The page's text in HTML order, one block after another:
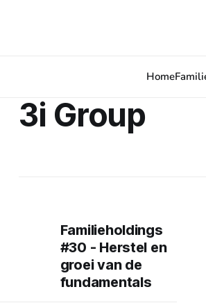
Home
3i Group
Familieholdings
#30 - Herstel en
groei van de
fundamentals